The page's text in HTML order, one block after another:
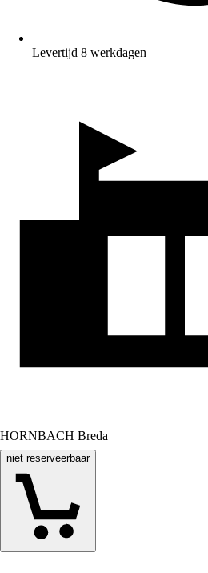
Levertijd 8 werkdagen
HORNBACH Breda
niet reserveerbaar